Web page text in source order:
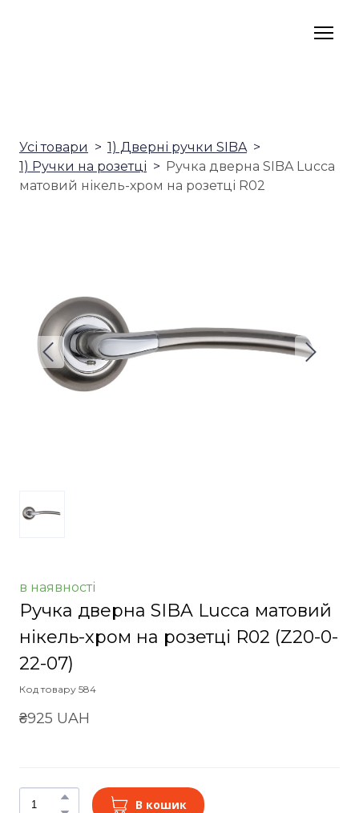
Усі товари
1) Дверні ручки SIBA
1) Ручки на розетці
Ручка дверна SIBA Lucca
матовий нікель-хром на розетці R02
в наявності
Ручка дверна SIBA Lucca матовий
нікель-хром на розетці R02 (Z20-0-
22-07)
Код товару 584
₴925 UAH
В кошик